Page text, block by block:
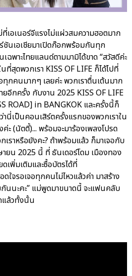
เอเนอร์จีแรงไม่แผ่วสมความฮอตมาก
ชันเอเชียมาเปิดก๊อกพร้อมกันทุก
ฉพาะไทยแลนด์ตามมามิได้ขาด “สวัสดีค่ะ
ที่สุดพวกเรา KISS OF LIFE ก็ได้ไปที่
ทุกคนมากๆ เลยค่ะ พวกเราตื่นเต้นมาก
ยอีกครั้ง กับงาน 2025 KISS OF LIFE
ROAD] in BANGKOK และครั้งนี้ก็
านี่เป็นคอนเสิร์ตครั้งแรกของพวกเราใน
ค่ะ (นัตตี้)... พร้อมจะมาร้องเพลงโปรด
ราหรือยังคะ? ถ้าพร้อมแล้ว ก็มาเจอกับ
ายน 2025 นี้ ที่ ธันเดอร์โดม เมืองทอง
ดเพิ่มเติมและซื้อบัตรได้ที่
ใจรอเจอทุกคนไม่ไหวแล้วค่า มาสร้าง
กันนะคะ” แม่พูดมาขนาดนี้ จะแฟนคลับ
แล้วทั้งนั้น